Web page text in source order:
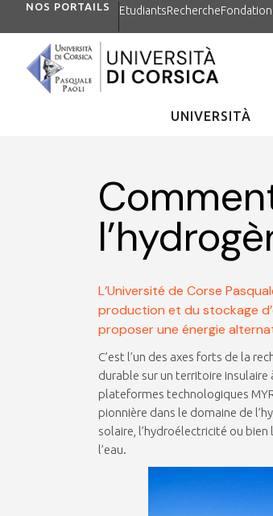
NOS PORTAILS EtudiantsRechercheFondation
UNIVERSITÀ
L’Université de Corse
production et du stockage
proposer une énergie
C’est l’un des axes forts de la
durable sur un territoire insulaire
plateformes technologiques
pionnière dans le domaine de
solaire, l’hydroélectricité ou bien
l’eau.